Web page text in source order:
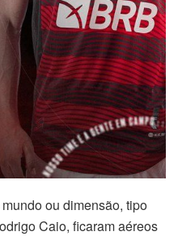
ou dimensão, tipo
Caio, ficaram aéreos